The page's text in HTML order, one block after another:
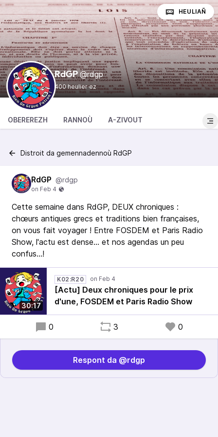
RdGP @rdgp
400 heulier·ez
HEULIAÑ
OBEREREZH RANNOÙ A-ZIVOUT
Distroit da gemennadennoù RdGP
RdGP @rdgp
Cette semaine dans RdGP, DEUX chroniques :
chœurs antiques grecs et traditions bien françaises,
on vous fait voyager ! Entre FOSDEM et Paris Radio
Show, l'actu est dense… et nos agendas un peu
confus…!
30:17
K02:R20
[Actu] Deux chroniques pour le prix
d'une, FOSDEM et Paris Radio Show
0 3 0
Respont da @rdgp